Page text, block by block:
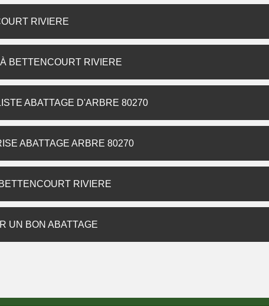
RIVIERE
BETTENCOURT RIVIERE
ABATTAGE D'ARBRE 80270
ABATTAGE ARBRE 80270
RIVIERE
UN BON ABATTAGE